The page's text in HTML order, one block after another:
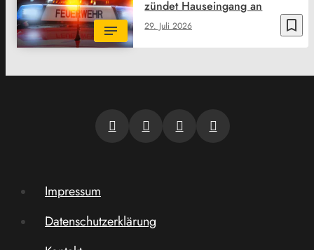
bookmark_border
29. Juli 2026
zündet Hauseingang an
Impressum
Datenschutzerklärung